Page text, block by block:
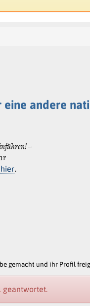
andere
–
.
gemacht und ihr Profil
geantwortet.